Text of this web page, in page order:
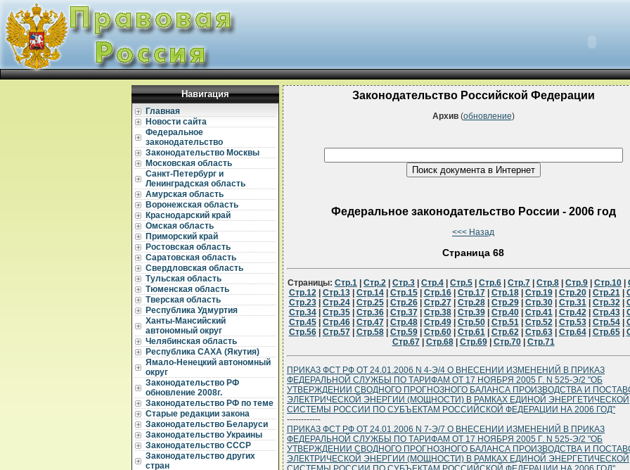
Навигация
Главная
Новости сайта
Федеральное
законодательство
Законодательство Москвы
Московская область
Санкт-Петербург и
Ленинградская область
Амурская область
Воронежская область
Краснодарский край
Омская область
Приморский край
Ростовская область
Саратовская область
Свердловская область
Тульская область
Тюменская область
Тверская область
Республика Удмуртия
Ханты-Мансийский
автономный округ
Челябинская область
Республика САХА (Якутия)
Ямало-Ненецкий автономный
округ
Законодательство РФ
обновление 2008г.
Законодательство РФ по теме
Старые редакции закона
Законодательство Беларуси
Законодательство Украины
Законодательство СССР
Законодательство других
стран
Законодательство Российской Федерации
Архив (обновление)
Федеральное законодательство России - 2006 год
<<< Назад
Страница 68
Страницы: Стр.1 | Стр.2 | Стр.3 | Стр.4 | Стр.5 | Стр.6 | Стр.7 | Стр.8 | Стр.9 | Стр.10 |
Стр.12 | Стр.13| Стр.14| Стр.15| Стр.16| Стр.17| Стр.18| Стр.19| Стр.20| Стр.21 |
Стр.23| Стр.24| Стр.25| Стр.26| Стр.27| Стр.28| Стр.29| Стр.30| Стр.31 | Стр.32 |
Стр.34| Стр.35| Стр.36| Стр.37| Стр.38| Стр.39| Стр.40| Стр.41 | Стр.42 | Стр.43|
Стр.45| Стр.46| Стр.47| Стр.48| Стр.49| Стр.50| Стр.51 | Стр.52 | Стр.53| Стр.54|
Стр.56| Стр.57| Стр.58| Стр.59| Стр.60| Стр.61 | Стр.62 | Стр.63| Стр.64| Стр.65|
Стр.67| Стр.68| Стр.69| Стр.70| Стр.71
ПРИКАЗ ФСТ РФ ОТ 24.01.2006 N 4-Э/4 О ВНЕСЕНИИ ИЗМЕНЕНИЙ В ПРИКАЗ
ФЕДЕРАЛЬНОЙ СЛУЖБЫ ПО ТАРИФАМ ОТ 17 НОЯБРЯ 2005 Г. N 525-Э/2 "ОБ
УТВЕРЖДЕНИИ СВОДНОГО ПРОГНОЗНОГО БАЛАНСА ПРОИЗВОДСТВА И
ЭЛЕКТРИЧЕСКОЙ ЭНЕРГИИ (МОЩНОСТИ) В РАМКАХ ЕДИНОЙ ЭНЕРГЕТИЧЕСКОЙ
СИСТЕМЫ РОССИИ ПО СУБЪЕКТАМ РОССИЙСКОЙ ФЕДЕРАЦИИ НА 2006 ГОД"
------------
ПРИКАЗ ФСТ РФ ОТ 24.01.2006 N 7-Э/7 О ВНЕСЕНИИ ИЗМЕНЕНИЙ В ПРИКАЗ
ФЕДЕРАЛЬНОЙ СЛУЖБЫ ПО ТАРИФАМ ОТ 17 НОЯБРЯ 2005 Г. N 525-Э/2 "ОБ
УТВЕРЖДЕНИИ СВОДНОГО ПРОГНОЗНОГО БАЛАНСА ПРОИЗВОДСТВА И
ЭЛЕКТРИЧЕСКОЙ ЭНЕРГИИ (МОЩНОСТИ) В РАМКАХ ЕДИНОЙ ЭНЕРГЕТИЧЕСКОЙ